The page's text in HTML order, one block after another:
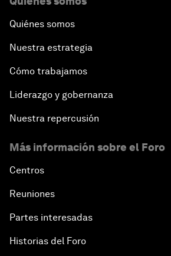
Quiénes somos
Nuestra estrategia
Cómo trabajamos
Liderazgo y gobernanza
Nuestra repercusión
Más información sobre el Foro
Centros
Reuniones
Partes interesadas
Historias del Foro